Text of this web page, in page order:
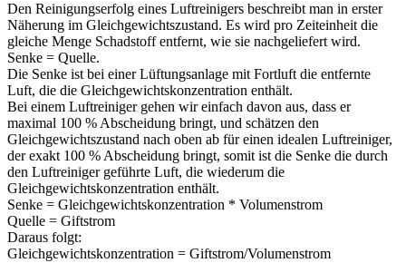
Den Reinigungserfolg eines Luftreinigers beschreibt man in erster
Näherung im Gleichgewichtszustand. Es wird pro Zeiteinheit die
gleiche Menge Schadstoff entfernt, wie sie nachgeliefert wird.
Senke = Quelle.
Die Senke ist bei einer Lüftungsanlage mit Fortluft die entfernte
Luft, die die Gleichgewichtskonzentration enthält.
Bei einem Luftreiniger gehen wir einfach davon aus, dass er
maximal 100 % Abscheidung bringt, und schätzen den
Gleichgewichtszustand nach oben ab für einen idealen Luftreiniger,
der exakt 100 % Abscheidung bringt, somit ist die Senke die durch
den Luftreiniger geführte Luft, die wiederum die
Gleichgewichtskonzentration enthält.
Senke = Gleichgewichtskonzentration * Volumenstrom
Quelle = Giftstrom
Daraus folgt:
Gleichgewichtskonzentration = Giftstrom/Volumenstrom